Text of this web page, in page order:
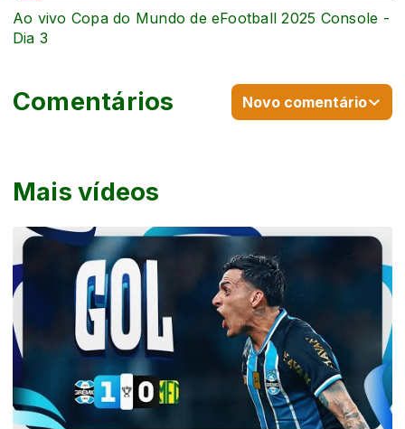
Mais vídeos
Ao vivo Copa do Mundo de eFootball 2025 Console -
Dia 3
Comentários Novo comentário